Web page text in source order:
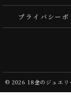
プライバシーポ
© 2026 18金のジュエ